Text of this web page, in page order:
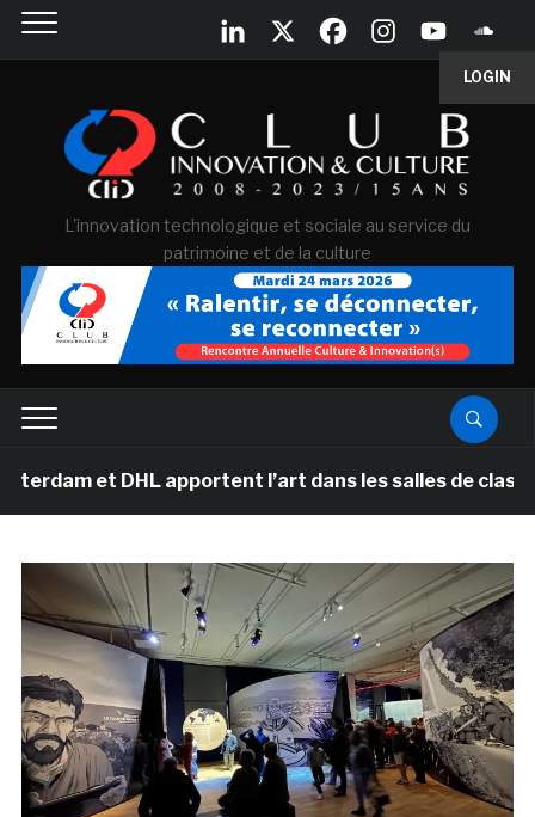
LOGIN
L'innovation technologique et sociale au service du
patrimoine et de la culture
et DHL apportent l’art dans les salles de classe des